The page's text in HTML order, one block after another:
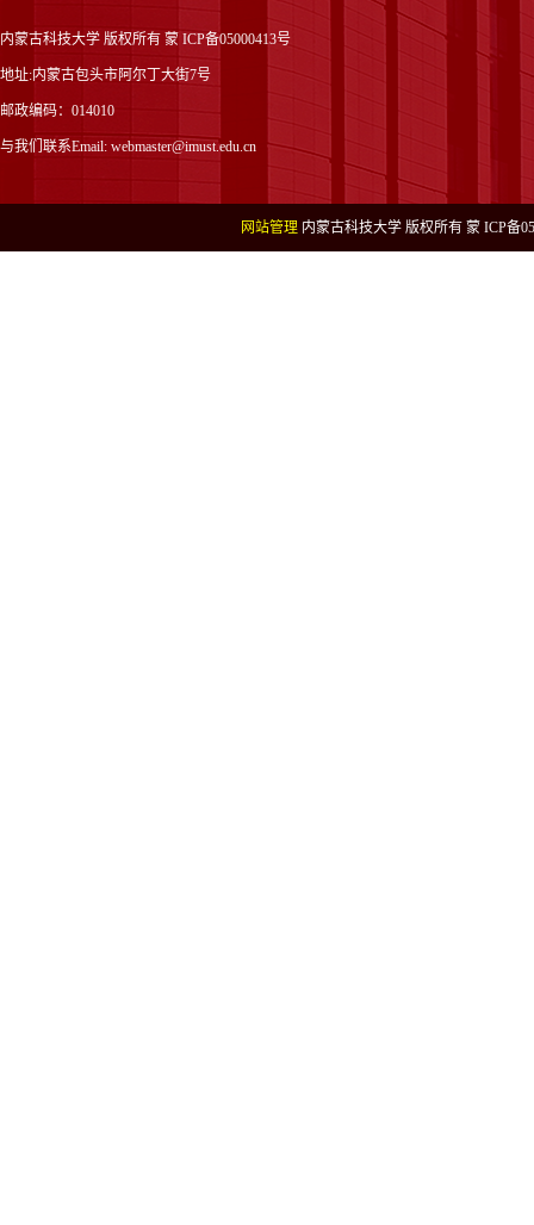
内蒙古科技大学 版权所有 蒙 ICP备05000413号
地址:内蒙古包头市阿尔丁大街7号
邮政编码：014010
与我们联系Email: webmaster@imust.edu.cn
网站管理内蒙古科技大学 版权所有 蒙 ICP备